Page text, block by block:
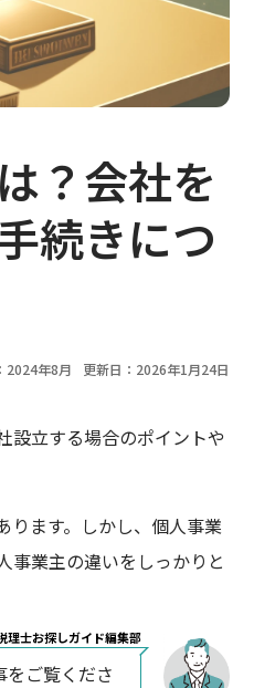
？会社を
続きにつ
2024年8月 更新日：2026年1月24日
設立する場合のポイントや
ります。しかし、個人事業
事業主の違いをしっかりと
理士お探しガイド編集部
ご覧くださ